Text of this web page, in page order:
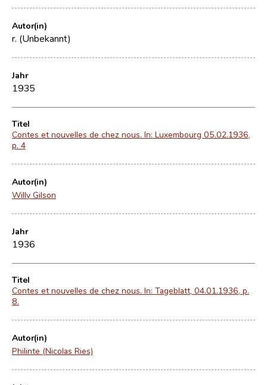
Autor(in)
r. (Unbekannt)
Jahr
1935
Titel
Contes et nouvelles de chez nous. In: Luxembourg 05.02.1936,
p. 4
Autor(in)
Willy Gilson
Jahr
1936
Titel
Contes et nouvelles de chez nous. In: Tageblatt, 04.01.1936, p.
8.
Autor(in)
Philinte (Nicolas Ries)